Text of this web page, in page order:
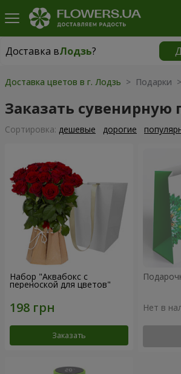
Доставка вЛодзь?
Доставка вЛодзь|
Доставка цветов в г. Лодзь > Подарки
Заказать
Cортировка: дешевые дорогие
Набор "Аквабокс с
переноской для цветов"
Заказать
Нет в